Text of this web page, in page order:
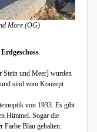
More (OG)
Erdgeschoss.
Stein und Meer] wurden
sind vom Konzept
von 1933. Es gibt
Himmel. Sogar die
Farbe Blau gehalten.